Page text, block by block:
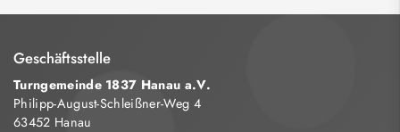
Geschäftsstelle
Turngemeinde 1837 Hanau a.V.
Philipp-August-Schleißner-Weg 4
63452 Hanau